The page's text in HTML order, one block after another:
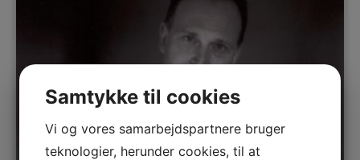
Samtykke til cookies
Vi og vores samarbejdspartnere bruger
teknologier, herunder cookies, til at